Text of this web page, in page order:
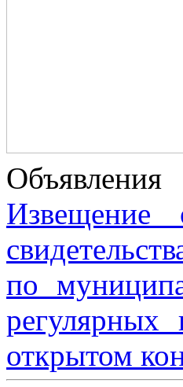
Объявления
по
регулярных
открытом